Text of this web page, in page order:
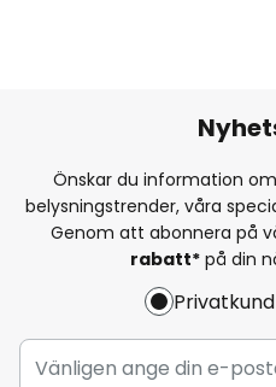
Önskar du information
belysningstrender, våra
Genom att abonnera på
rabatt* på din
Privatkund